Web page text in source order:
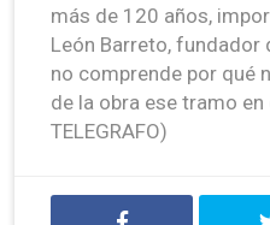
más de 120 años,
León Barreto, fundador
no comprende por qué
de la obra ese tramo
TELEGRAFO)